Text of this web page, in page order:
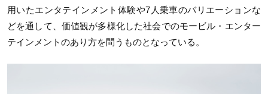
用いたエンタテインメント体験や7人乗車のバリエーションな
どを通して、価値観が多様化した社会でのモービル・エンター
テインメントのあり方を問うものとなっている。